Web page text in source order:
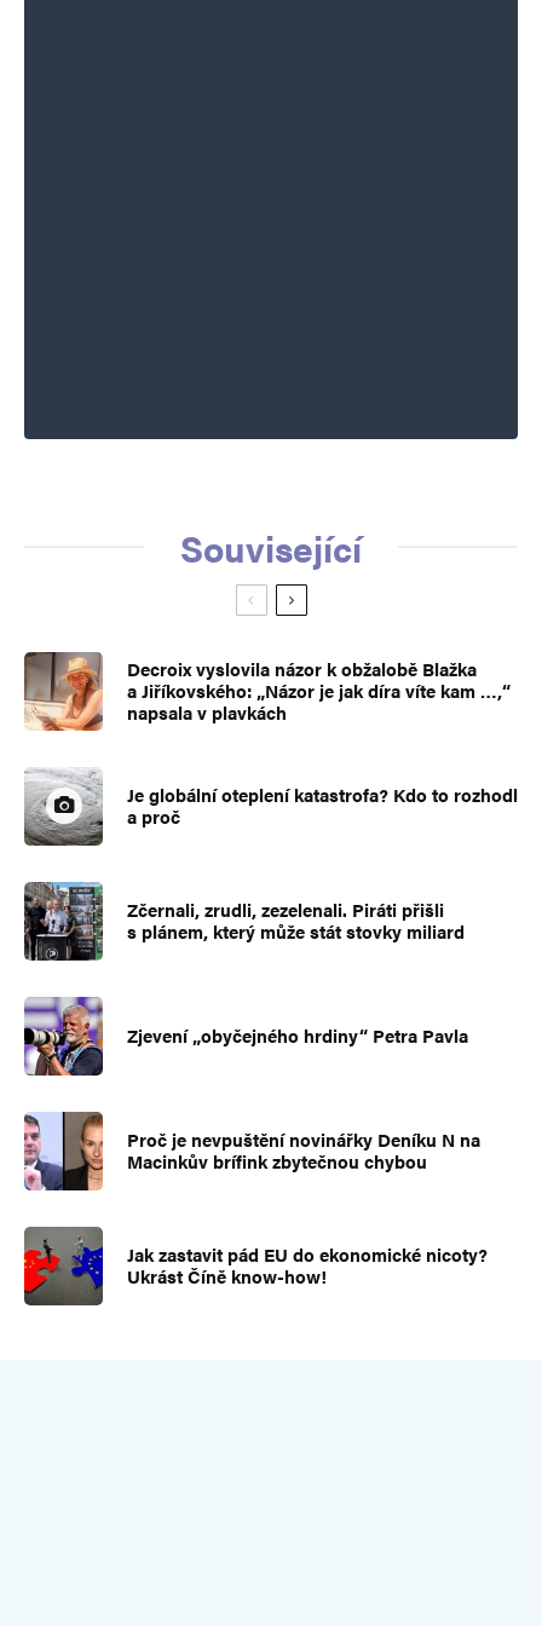
Související
Decroix vyslovila názor k obžalobě Blažka
a Jiříkovského: „Názor je jak díra víte kam …,“
napsala v plavkách
Je globální oteplení katastrofa? Kdo to rozhodl
a proč
Zčernali, zrudli, zezelenali. Piráti přišli
s plánem, který může stát stovky miliard
Zjevení „obyčejného hrdiny“ Petra Pavla
Proč je nevpuštění novinářky Deníku N na
Macinkův brífink zbytečnou chybou
Jak zastavit pád EU do ekonomické nicoty?
Ukrást Číně know-how!